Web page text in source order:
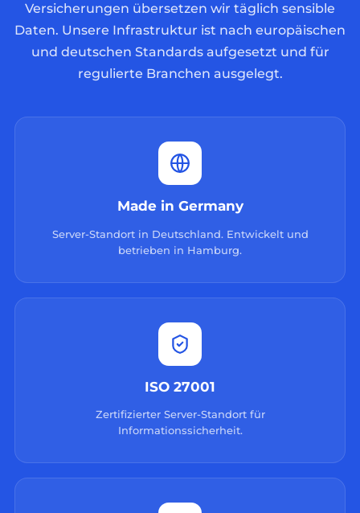
Versicherungen übersetzen wir täglich sensible
Daten. Unsere Infrastruktur ist nach europäischen
und deutschen Standards aufgesetzt und für
regulierte Branchen ausgelegt.
Made in Germany
Server-Standort in Deutschland. Entwickelt und
betrieben in Hamburg.
ISO 27001
Zertifizierter Server-Standort für
Informationssicherheit.